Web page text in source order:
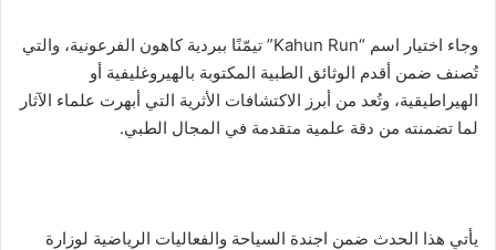
وجاء اختيار اسم “Kahun Run” تيمّنًا ببردية كاهون الفرعونية، والتي
تُصنف ضمن أقدم الوثائق الطبية المكتوبة بالهيروغليفية أو
الهيراطيقية، وتُعد من أبرز الاكتشافات الأثرية التي أبهرت علماء الآثار
لما تضمنته من دقة علمية متقدمة في المجال الطبي.
يأتي هذا الحدث ضمن اجندة السياحة والفعاليات الرياضية لوزارة